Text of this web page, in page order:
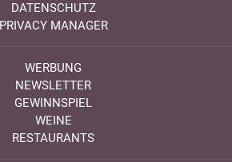
DATENSCHUTZ
PRIVACY MANAGER
WERBUNG
NEWSLETTER
GEWINNSPIEL
WEINE
RESTAURANTS